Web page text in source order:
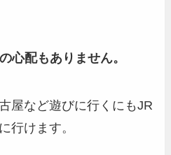
心配もありません。
屋など遊びに行くにもJR
行けます。